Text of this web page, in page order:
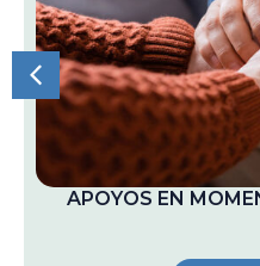
APOYOS EN